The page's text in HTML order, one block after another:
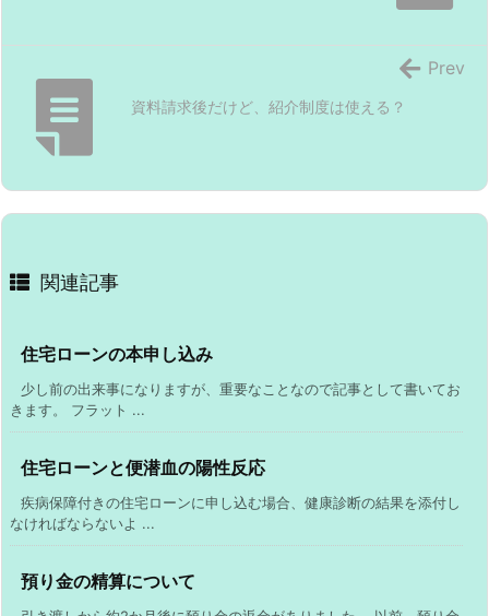
資料請求後だけど、紹介制度は使える？
Prev
関連記事
住宅ローンの本申し込み
少し前の出来事になりますが、重要なことなので記事として書いてお
きます。 フラット ...
住宅ローンと便潜血の陽性反応
疾病保障付きの住宅ローンに申し込む場合、健康診断の結果を添付し
なければならないよ ...
預り金の精算について